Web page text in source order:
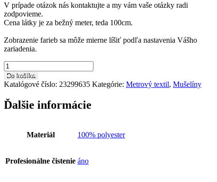
V prípade otázok nás kontaktujte a my vám vaše otázky radi
zodpovieme.
Cena látky je za bežný meter, teda 100cm.
Zobrazenie farieb sa môže mierne líšiť podľa nastavenia Vášho
zariadenia.
množstvo
Mušelín
MU
Do košíka
Katalógové číslo: 23299635 Kategórie: Metrový textil, Mušelíny
Ďalšie informácie
Materiál 100% polyester
Profesionálne čistenie áno